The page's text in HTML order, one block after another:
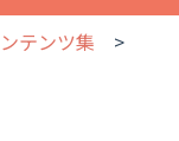
テンツ集